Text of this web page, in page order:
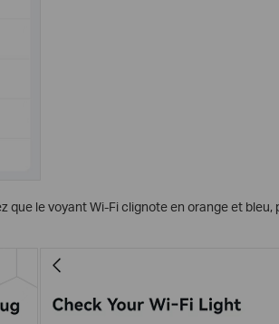
que le voyant Wi-Fi clignote en orange et bleu,